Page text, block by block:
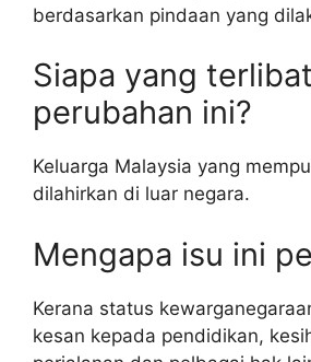
berdasarkan pindaan yang
Siapa yang
perubahan ini?
Keluarga Malaysia yang
dilahirkan di luar negara.
Mengapa isu ini
Kerana status
kesan kepada pendidikan,